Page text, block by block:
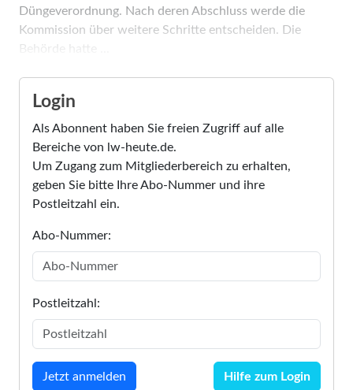
Düngeverordnung. Nach deren Abschluss werde die
Kommission über weitere Schritte entscheiden. Die
Behörde hatte ...
Login
Als Abonnent haben Sie freien Zugriff auf alle
Bereiche von lw-heute.de.
Um Zugang zum Mitgliederbereich zu erhalten,
geben Sie bitte Ihre Abo-Nummer und ihre
Postleitzahl ein.
Abo-Nummer:
Postleitzahl:
Hilfe zum Login